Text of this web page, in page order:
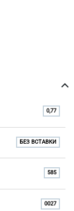
0,77
БЕЗ ВСТАВКИ
585
0027